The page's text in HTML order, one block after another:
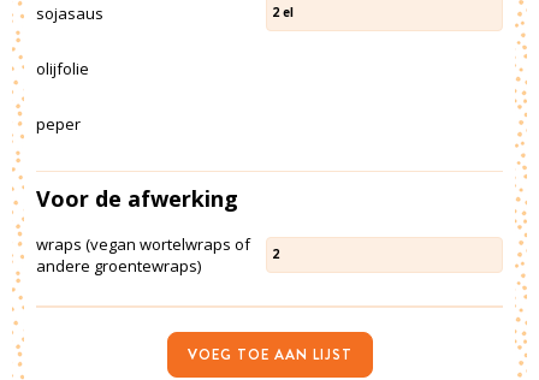
sojasaus 2 el
olijfolie
peper
Voor de afwerking
wraps (vegan wortelwraps of
andere groentewraps)
2
VOEG TOE AAN LIJST